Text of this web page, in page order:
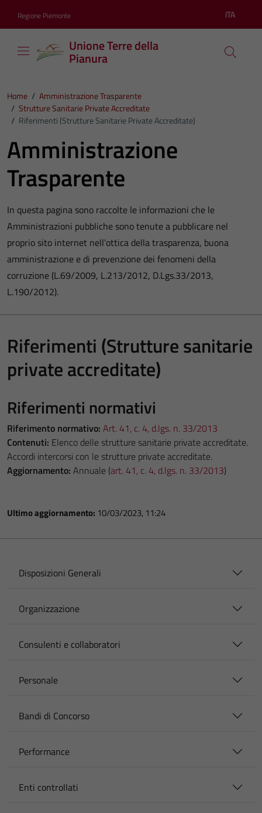
Regione Piemonte Lingua
ITA
Unione Terre della
Pianura
Home / Amministrazione Trasparente
/ Strutture Sanitarie Private Accreditate
/ Riferimenti (Strutture Sanitarie Private Accreditate)
Amministrazione
Trasparente
In questa pagina sono raccolte le informazioni che le
Amministrazioni pubbliche sono tenute a pubblicare nel
proprio sito internet nell’ottica della trasparenza, buona
amministrazione e di prevenzione dei fenomeni della
corruzione (L.69/2009, L.213/2012, D.Lgs.33/2013,
L.190/2012).
Riferimenti (Strutture sanitarie
private accreditate)
Riferimenti normativi
Riferimento normativo: Art. 41, c. 4, d.lgs. n. 33/2013
Contenuti: Elenco delle strutture sanitarie private accreditate.
Accordi intercorsi con le strutture private accreditate.
Aggiornamento: Annuale (art. 41, c. 4, d.lgs. n. 33/2013)
Ultimo aggiornamento: 10/03/2023, 11:24
Disposizioni Generali
Organizzazione
Consulenti e collaboratori
Personale
Bandi di Concorso
Performance
Enti controllati